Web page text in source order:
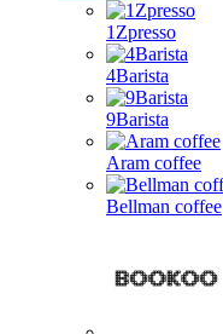
1Zpresso
4Barista
9Barista
Aram coffee
Bellman coffee